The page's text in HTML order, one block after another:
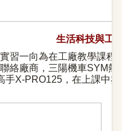
生活科技與工
一向為在工廠教學課程
絡廠商，三陽機車SYM
手X-PRO125，在上課中